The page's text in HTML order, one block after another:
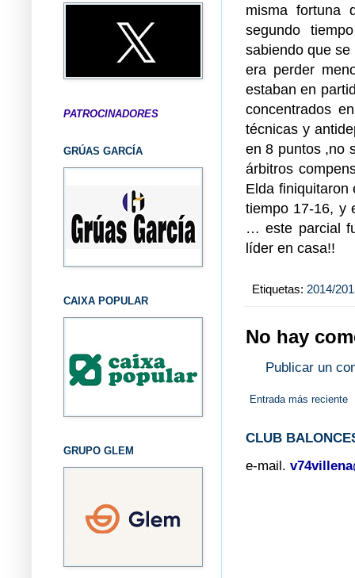
misma fortuna
segundo
sabiendo que
era perder
estaban en
concentrados
técnicas y
en 8 puntos ,no
árbitros
Elda finiquitaron
tiempo 17-16, y
… este parcial
líder en casa!!
Etiquetas: 2014/
No hay
Publicar un
Entrada más reciente
CLUB
e-mail.
PATROCINADORES
GRÚAS GARCÍA
CAIXA POPULAR
GRUPO GLEM